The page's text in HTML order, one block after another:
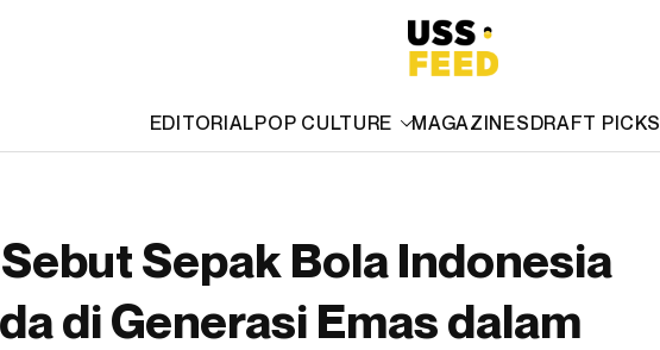
EDITORIALPOP CULTURE MAGAZINESDRAFT PICKS
Sepak Bola Indonesia
di Generasi Emas dalam